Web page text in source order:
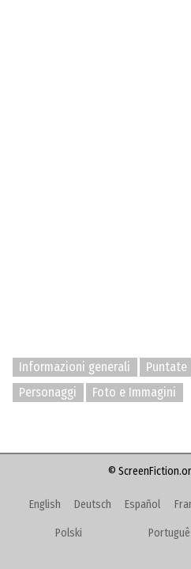
Informazioni generali Puntate
Personaggi
Foto e Immagini
©
English Deutsch Español
Polski